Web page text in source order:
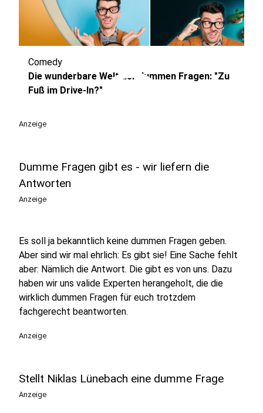
play_circle
Comedy
Die wunderbare Welt der dummen Fragen: "Zu
Fuß im Drive-In?"
Anzeige
Dumme Fragen gibt es - wir liefern die
Antworten
Anzeige
Es soll ja bekanntlich keine dummen Fragen geben.
Aber sind wir mal ehrlich: Es gibt sie! Eine Sache fehlt
aber: Nämlich die Antwort. Die gibt es von uns. Dazu
haben wir uns valide Experten herangeholt, die die
wirklich dummen Fragen für euch trotzdem
fachgerecht beantworten.
Anzeige
Stellt Niklas Lünebach eine dumme Frage
Anzeige